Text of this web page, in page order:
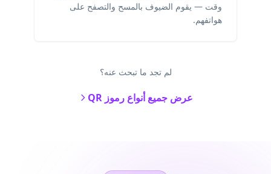
وقت — يقوم الضيوف بالمسح والتصفح على
هواتفهم.
لم تجد ما تبحث عنه؟
عرض جميع أنواع رموز QR